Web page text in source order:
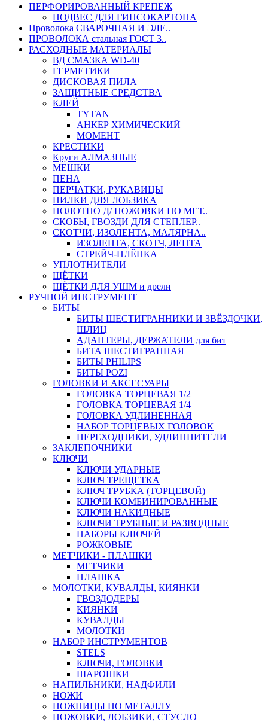
ПЕРФОРИРОВАННЫЙ КРЕПЕЖ
ПОДВЕС ДЛЯ ГИПСОКАРТОНА
Проволока СВАРОЧНАЯ И ЭЛЕ..
ПРОВОЛОКА стальная ГОСТ 3..
РАСХОДНЫЕ МАТЕРИАЛЫ
ВД СМАЗКА WD-40
ГЕРМЕТИКИ
ДИСКОВАЯ ПИЛА
ЗАЩИТНЫЕ СРЕДСТВА
КЛЕЙ
TYTAN
АНКЕР ХИМИЧЕСКИЙ
МОМЕНТ
КРЕСТИКИ
Круги АЛМАЗНЫЕ
МЕШКИ
ПЕНА
ПЕРЧАТКИ, РУКАВИЦЫ
ПИЛКИ ДЛЯ ЛОБЗИКА
ПОЛОТНО Д/ НОЖОВКИ ПО МЕТ..
СКОБЫ, ГВОЗДИ ДЛЯ СТЕПЛЕР..
СКОТЧИ, ИЗОЛЕНТА, МАЛЯРНА..
ИЗОЛЕНТА, СКОТЧ, ЛЕНТА
СТРЕЙЧ-ПЛЁНКА
УПЛОТНИТЕЛИ
ЩЁТКИ
ЩЁТКИ ДЛЯ УШМ и дрели
РУЧНОЙ ИНСТРУМЕНТ
БИТЫ
БИТЫ ШЕСТИГРАННИКИ И ЗВЁЗДОЧКИ,
ШЛИЦ
АДАПТЕРЫ, ДЕРЖАТЕЛИ для бит
БИТА ШЕСТИГРАННАЯ
БИТЫ PHILIPS
БИТЫ POZI
ГОЛОВКИ И АКСЕСУАРЫ
ГОЛОВКА ТОРЦЕВАЯ 1/2
ГОЛОВКА ТОРЦЕВАЯ 1/4
ГОЛОВКА УДЛИНЕННАЯ
НАБОР ТОРЦЕВЫХ ГОЛОВОК
ПЕРЕХОДНИКИ, УДЛИННИТЕЛИ
ЗАКЛЕПОЧНИКИ
КЛЮЧИ
КЛЮЧИ УДАРНЫЕ
КЛЮЧ ТРЕЩЕТКА
КЛЮЧ ТРУБКА (ТОРЦЕВОЙ)
КЛЮЧИ КОМБИНИРОВАННЫЕ
КЛЮЧИ НАКИДНЫЕ
КЛЮЧИ ТРУБНЫЕ И РАЗВОДНЫЕ
НАБОРЫ КЛЮЧЕЙ
РОЖКОВЫЕ
МЕТЧИКИ - ПЛАШКИ
МЕТЧИКИ
ПЛАШКА
МОЛОТКИ, КУВАЛДЫ, КИЯНКИ
ГВОЗДОДЕРЫ
КИЯНКИ
КУВАЛДЫ
МОЛОТКИ
НАБОР ИНСТРУМЕНТОВ
STELS
КЛЮЧИ, ГОЛОВКИ
ШАРОШКИ
НАПИЛЬНИКИ, НАДФИЛИ
НОЖИ
НОЖНИЦЫ ПО МЕТАЛЛУ
НОЖОВКИ, ЛОБЗИКИ, СТУСЛО